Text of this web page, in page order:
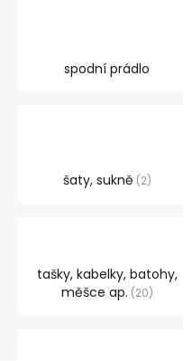
spodní prádlo
šaty, sukně 2
tašky, kabelky, batohy,
měšce ap. 20